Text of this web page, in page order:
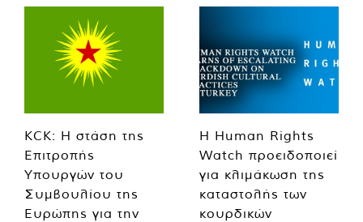
KCK: Η στάση της
Επιτροπής
Υπουργών του
Συμβουλίου της
Ευρώπης για την
Η Human Rights
Watch προειδοποιεί
για κλιμάκωση της
καταστολής των
κουρδικών